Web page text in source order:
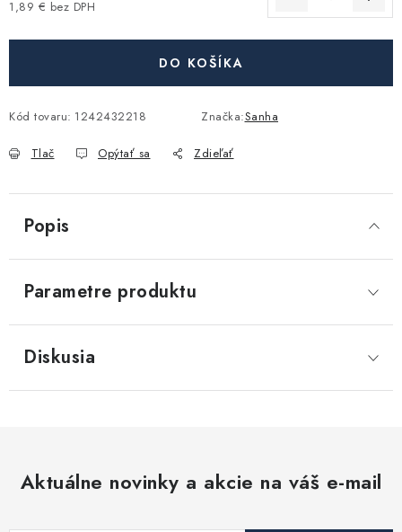
Reklamačné podmienky
1,89 € bez DPH
DO KOŠÍKA
Kód tovaru: 1242432218 Značka:Sanha
Tlač Opýtať sa Zdieľať
Popis
Parametre produktu
Diskusia
Aktuálne novinky a akcie na váš e-mail